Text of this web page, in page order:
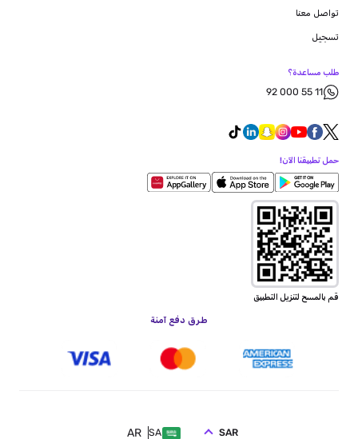
تواصل معنا
تسجيل
طلب مساعدة؟
92 000 55 11
حمل تطبيقنا الآن!
قم بالمسح لتنزيل التطبيق
طرق دفع آمنة
SA
AR SAR